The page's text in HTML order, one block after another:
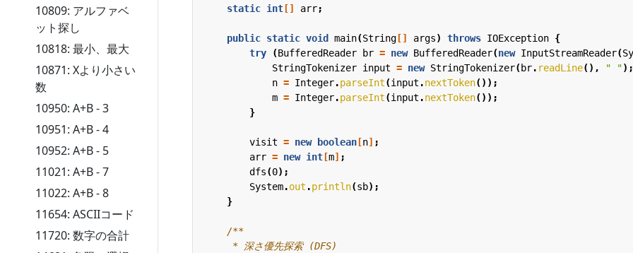
10809: アルファベ
ット探し
10818: 最小、最大
10871: Xより小さい
数
10950: A+B - 3
10951: A+B - 4
10952: A+B - 5
11021: A+B - 7
11022: A+B - 8
11654: ASCIIコード
11720: 数字の合計
static int [] arr;
public static void main(String [] args) throws IOException {
try
(BufferedReader br = new BufferedReader(new InputStreamReader(
StringTokenizer input = new StringTokenizer(br. readLine(), " ");
n = Integer.parseInt(input .nextToken());
m = Integer.parseInt(input .nextToken());
}
visit = new boolean [n] ;
arr = new int [m] ;
dfs(0);
System.out .println(sb);
}